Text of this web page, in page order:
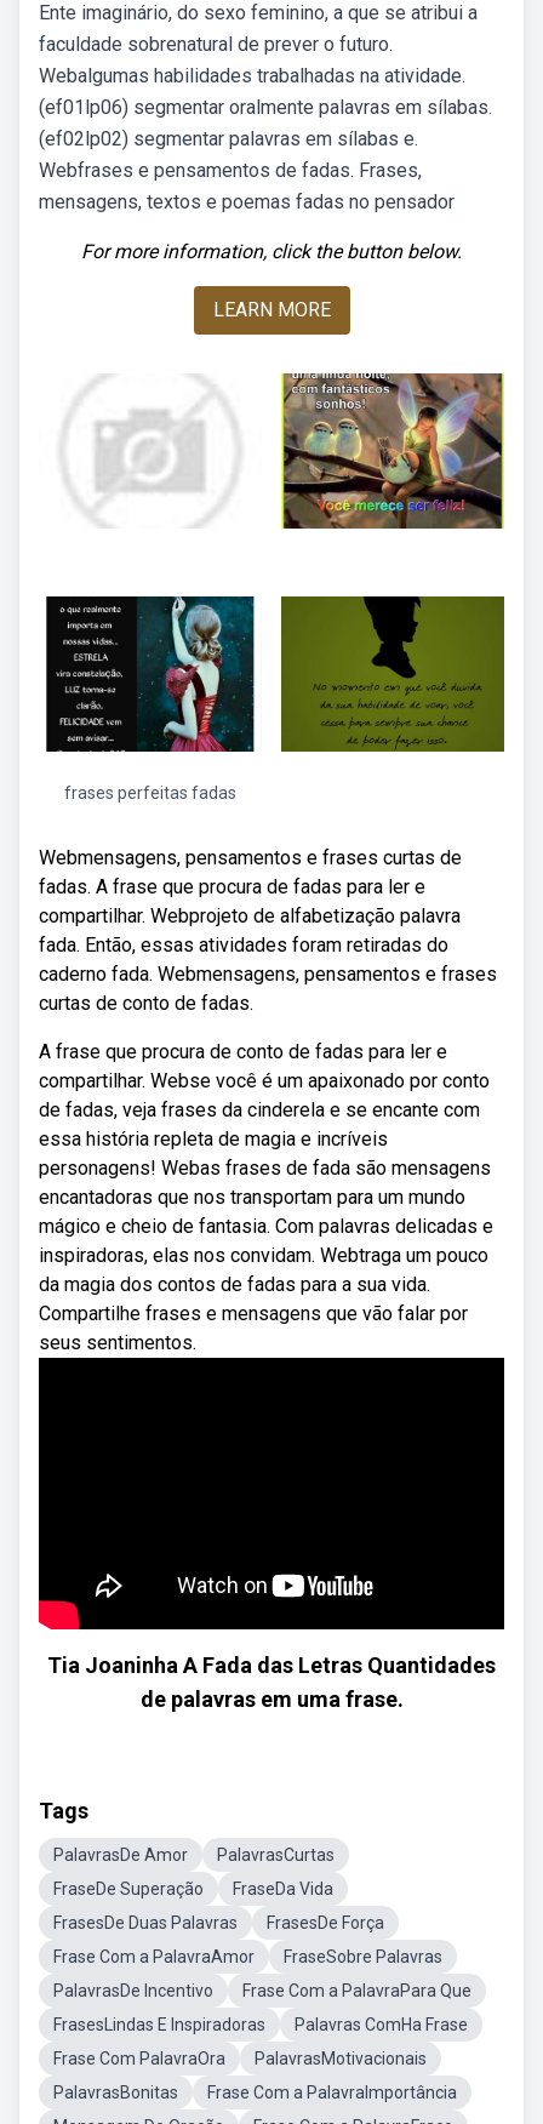
Ente imaginário, do sexo feminino, a que se atribui a
faculdade sobrenatural de prever o futuro.
Webalgumas habilidades trabalhadas na atividade.
(ef01lp06) segmentar oralmente palavras em sílabas.
(ef02lp02) segmentar palavras em sílabas e.
Webfrases e pensamentos de fadas. Frases,
mensagens, textos e poemas fadas no pensador
For more information, click the button below.
LEARN MORE
frases perfeitas fadas
Webmensagens, pensamentos e frases curtas de
fadas. A frase que procura de fadas para ler e
compartilhar. Webprojeto de alfabetização palavra
fada. Então, essas atividades foram retiradas do
caderno fada. Webmensagens, pensamentos e frases
curtas de conto de fadas.
A frase que procura de conto de fadas para ler e
compartilhar. Webse você é um apaixonado por conto
de fadas, veja frases da cinderela e se encante com
essa história repleta de magia e incríveis
personagens! Webas frases de fada são mensagens
encantadoras que nos transportam para um mundo
mágico e cheio de fantasia. Com palavras delicadas e
inspiradoras, elas nos convidam. Webtraga um pouco
da magia dos contos de fadas para a sua vida.
Compartilhe frases e mensagens que vão falar por
seus sentimentos.
Tia Joaninha A Fada das Letras Quantidades
de palavras em uma frase.
Tags
PalavrasDe Amor
PalavrasCurtas
FraseDe Superação
FraseDa Vida
FrasesDe Duas Palavras
FrasesDe Força
Frase Com a PalavraAmor
FraseSobre Palavras
PalavrasDe Incentivo
Frase Com a PalavraPara Que
FrasesLindas E Inspiradoras
Palavras ComHa Frase
Frase Com PalavraOra
PalavrasMotivacionais
PalavrasBonitas
Frase Com a PalavraImportância